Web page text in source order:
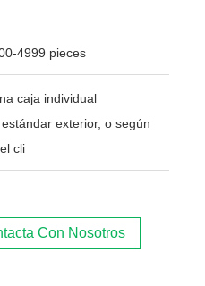
4999 pieces
caja individual
exterior, o según
cli
Con Nosotros